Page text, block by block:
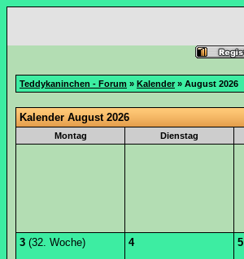
Teddykaninchen - Forum » Kalender» August 2026
Kalender August 2026
Montag Dienstag
3 (32. Woche) 4 5